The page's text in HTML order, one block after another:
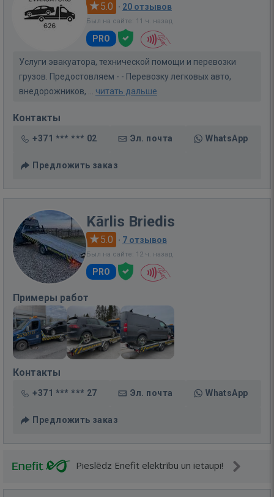
5.0 · 20 отзывов
Был на сайте: 11 ч. назад
PRO
Услуги эвакуатора, технической помощи и перевозки
грузов. Предостовляем - - Перевозку легковых авто,
внедорожников, ... читать дальше
Контакты
+371 *** *** 02 Эл. почта WhatsApp
Предложить заказ
Kārlis Briedis
5.0 · 7 отзывов
Был на сайте: 12 ч. назад
PRO
Примеры работ
Контакты
+371 *** *** 27 Эл. почта WhatsApp
Предложить заказ
Pieslēdz Enefit elektrību un ietaupi!